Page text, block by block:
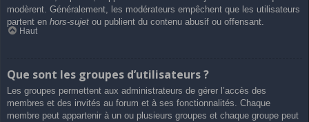
modèrent. Généralement, les modérateurs empêchent que les utilisateurs
partent en hors-sujet ou publient du contenu abusif ou offensant.
Haut
Que sont les groupes d’utilisateurs ?
Les groupes permettent aux administrateurs de gérer l’accès des
membres et des invités au forum et à ses fonctionnalités. Chaque
membre peut appartenir à un ou plusieurs groupes et chaque groupe peut